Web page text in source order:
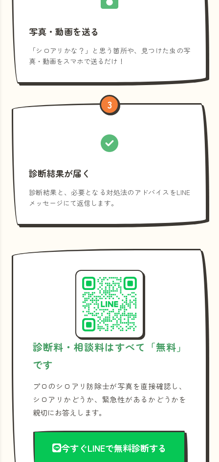
写真・動画を送る
「シロアリかな？」と思う箇所や、見つけた虫の写
真・動画をスマホで送るだけ！
3
診断結果が届く
診断結果と、必要となる対処法のアドバイスをLINE
メッセージにて返信します。
診断料・相談料はすべて「無料」
です
プロのシロアリ防除士が写真を直接確認し、
シロアリかどうか、緊急性があるかどうかを
親切にお答えします。
今すぐLINEで無料診断する